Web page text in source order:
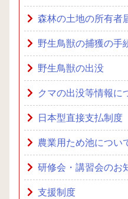
森林の土地の所有者
野生鳥獣の捕獲の手
野生鳥獣の出没
クマの出没等情報に
日本型直接支払制度
農業用ため池につい
研修会・講習会のお
支援制度